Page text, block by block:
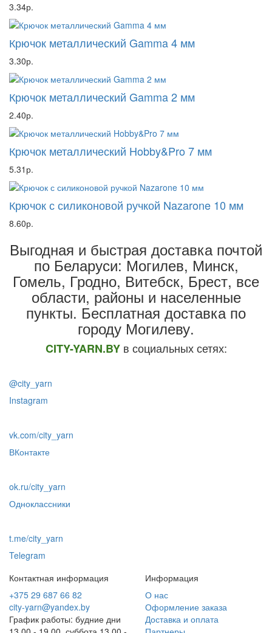
3.34р.
Крючок металлический Gamma 4 мм
3.30р.
Крючок металлический Gamma 2 мм
2.40р.
Крючок металлический Hobby&Pro 7 мм
5.31р.
Крючок с силиконовой ручкой Nazarone 10 мм
8.60р.
Выгодная и быстрая доставка почтой
по Беларуси: Могилев, Минск,
Гомель, Гродно, Витебск, Брест,все
области, районы и населенные
пункты. Бесплатная доставка по
городу Могилеву.
CITY-YARN.BYв социальных сетях:
@city_yarn
Instagram
vk.com/city_yarn
ВКонтакте
ok.ru/city_yarn
Одноклассники
t.me/city_yarn
Telegram
Контактная информация
+375 29 687 66 82
city-yarn@yandex.by
График работы: будние дни
Информация
О нас
Оформление заказа
Доставка и оплата